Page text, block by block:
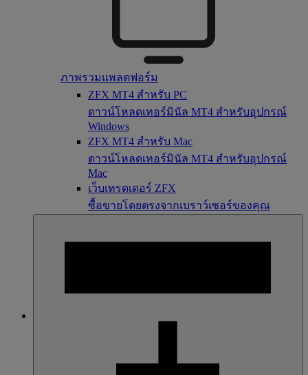
ภาพรวมแพลตฟอร์ม
ZFX MT4 สำหรับ PC
ดาวน์โหลดเทอร์มินัล MT4 สำหรับอุปกรณ์
Windows
ZFX MT4 สำหรับ Mac
ดาวน์โหลดเทอร์มินัล MT4 สำหรับอุปกรณ์
Mac
เว็บเทรดเดอร์ ZFX
ซื้อขายโดยตรงจากเบราว์เซอร์ของคุณ